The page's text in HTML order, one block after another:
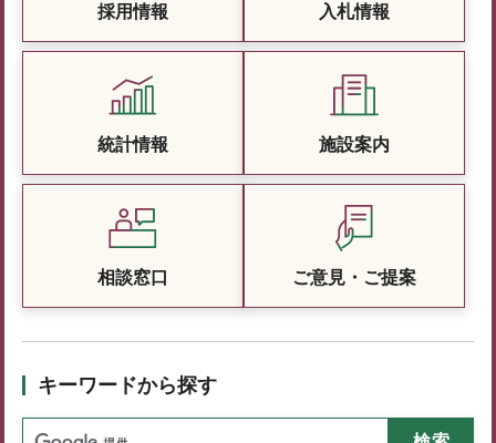
採用情報 入札情報
統計情報 施設案内
相談窓口 ご意見・ご提案
キーワードから探す